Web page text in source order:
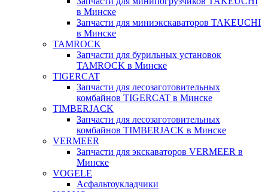
в Минске
Запчасти для миниэкскаваторов TAKEUCHI
в Минске
TAMROCK
Запчасти для бурильных установок
TAMROCK в Минске
TIGERCAT
Запчасти для лесозаготовительных
комбайнов TIGERCAT в Минске
TIMBERJACK
Запчасти для лесозаготовительных
комбайнов TIMBERJACK в Минске
VERMEER
Запчасти для экскаваторов VERMEER в
Минске
VOGELE
Асфальтоукладчики